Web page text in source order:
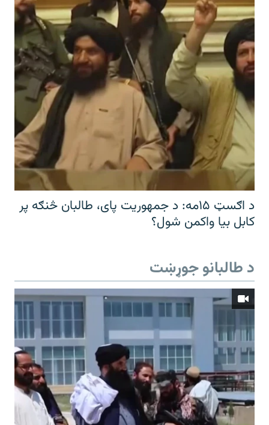
د اګسټ ۱۵مه: د جمهوریت پای، طالبان څنګه پر
کابل بیا واکمن شول؟
د طالبانو جوړښت